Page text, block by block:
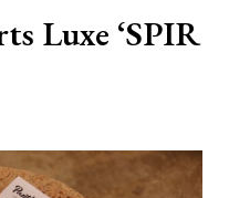
Luxe ‘SPIR